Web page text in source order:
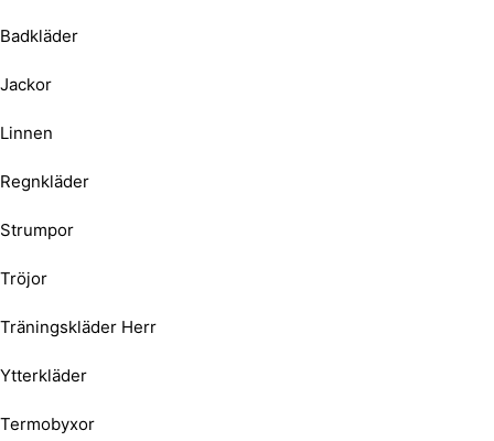
Badkläder
Jackor
Linnen
Regnkläder
Strumpor
Tröjor
Träningskläder Herr
Ytterkläder
Termobyxor